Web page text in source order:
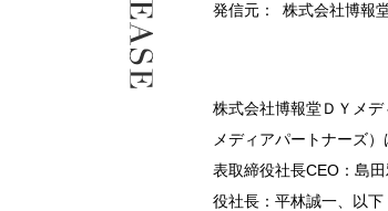
発信元：
株式会社博報
株式会社博報堂ＤＹメ
メディアパートナーズ
表取締役社長CEO：島
役社長：平林誠一、以